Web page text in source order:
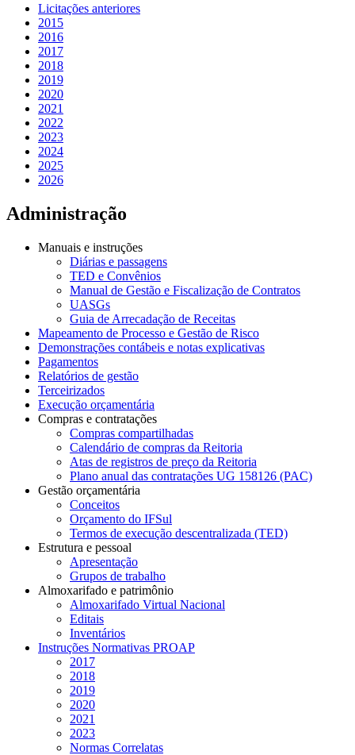
Licitações anteriores
2015
2016
2017
2018
2019
2020
2021
2022
2023
2024
2025
2026
Administração
Manuais e instruções
Diárias e passagens
TED e Convênios
Manual de Gestão e Fiscalização de Contratos
UASGs
Guia de Arrecadação de Receitas
Mapeamento de Processo e Gestão de Risco
Demonstrações contábeis e notas explicativas
Pagamentos
Relatórios de gestão
Terceirizados
Execução orçamentária
Compras e contratações
Compras compartilhadas
Calendário de compras da Reitoria
Atas de registros de preço da Reitoria
Plano anual das contratações UG 158126 (PAC)
Gestão orçamentária
Conceitos
Orçamento do IFSul
Termos de execução descentralizada (TED)
Estrutura e pessoal
Apresentação
Grupos de trabalho
Almoxarifado e patrimônio
Almoxarifado Virtual Nacional
Editais
Inventários
Instruções Normativas PROAP
2017
2018
2019
2020
2021
2023
Normas Correlatas